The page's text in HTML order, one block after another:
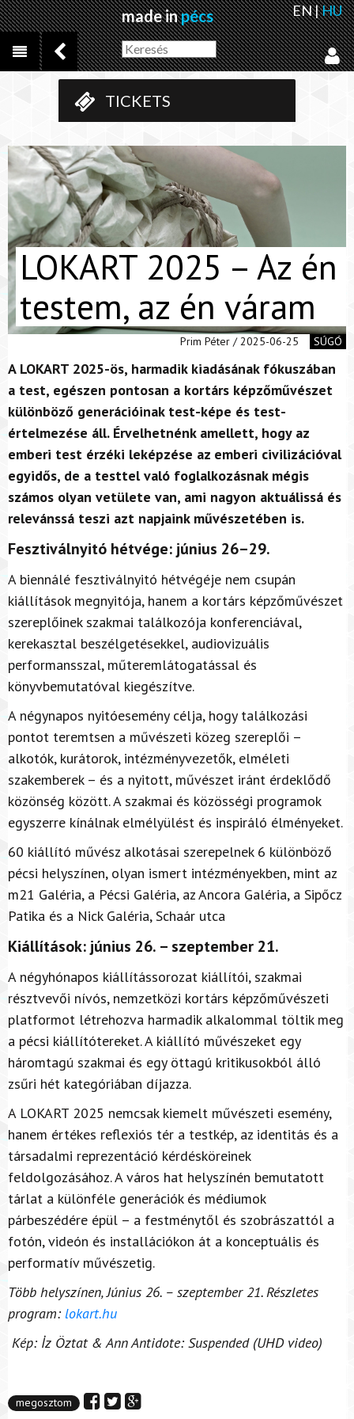
made inpécs EN|HU
TICKETS
LOKART 2025 – Az én
testem, az én váram
Prim Péter / 2025-06-25 SÚGÓ
A LOKART 2025-ös, harmadik kiadásának fókuszában
a test, egészen pontosan a kortárs képzőművészet
különböző generációinak test-képe és test-
értelmezése áll. Érvelhetnénk amellett, hogy az
emberi test érzéki leképzése az emberi civilizációval
egyidős, de a testtel való foglalkozásnak mégis
számos olyan vetülete van, ami nagyon aktuálissá és
relevánssá teszi azt napjaink művészetében is.
Fesztiválnyitó hétvége: június 26–29.
A biennálé fesztiválnyitó hétvégéje nem csupán
kiállítások megnyitója, hanem a kortárs képzőművészet
szereplőinek szakmai találkozója konferenciával,
kerekasztal beszélgetésekkel, audiovizuális
performansszal, műteremlátogatással és
könyvbemutatóval kiegészítve.
A négynapos nyitóesemény célja, hogy találkozási
pontot teremtsen a művészeti közeg szereplői –
alkotók, kurátorok, intézményvezetők, elméleti
szakemberek – és a nyitott, művészet iránt érdeklődő
közönség között. A szakmai és közösségi programok
egyszerre kínálnak elmélyülést és inspiráló élményeket.
60 kiállító művész alkotásai szerepelnek 6 különböző
pécsi helyszínen, olyan ismert intézményekben, mint az
m21 Galéria, a Pécsi Galéria, az Ancora Galéria, a Sipőcz
Patika és a Nick Galéria, Schaár utca
Kiállítások: június 26. – szeptember 21.
A négyhónapos kiállítássorozat kiállítói, szakmai
résztvevői nívós, nemzetközi kortárs képzőművészeti
platformot létrehozva harmadik alkalommal töltik meg
a pécsi kiállítótereket. A kiállító művészeket egy
háromtagú szakmai és egy öttagú kritikusokból álló
zsűri hét kategóriában díjazza.
A LOKART 2025 nemcsak kiemelt művészeti esemény,
hanem értékes reflexiós tér a testkép, az identitás és a
társadalmi reprezentáció kérdésköreinek
feldolgozásához. A város hat helyszínén bemutatott
tárlat a különféle generációk és médiumok
párbeszédére épül – a festménytől és szobrászattól a
fotón, videón és installációkon át a konceptuális és
performatív művészetig.
Több helyszínen, Június 26. – szeptember 21. Részletes
program: lokart.hu
Kép: İz Öztat & Ann Antidote: Suspended (UHD video)
megosztom